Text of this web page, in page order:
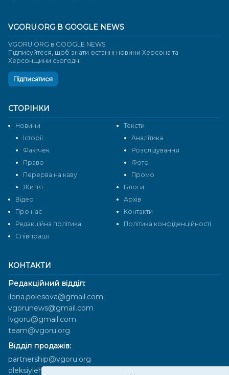
КОНТАКТИ
Редакційний відділ:
ilona.polesova@gmail.com
vgorunews@gmail.com
lvgoru@gmail.com
team@vgoru.org
Відділ продажів:
partnership@vgoru.org
oleksiylehen@vgoru.org
СТОРІНКИ
Новини
Тексти
Історії
Аналітика
Фактчек
Розслідування
Право
Фото
Перерва на каву
Промо
Життя
Блоги
Відео
Архів
Про нас
Контакти
Редакційна політика
Політика конфіденційності
Cпівпраця
VGORU.ORG В GOOGLE NEWS
VGORU.ORG в GOOGLE NEWS
Підписуйтеся, щоб знати останні новини Херсона та
Херсонщини сьогодні
Підписатися